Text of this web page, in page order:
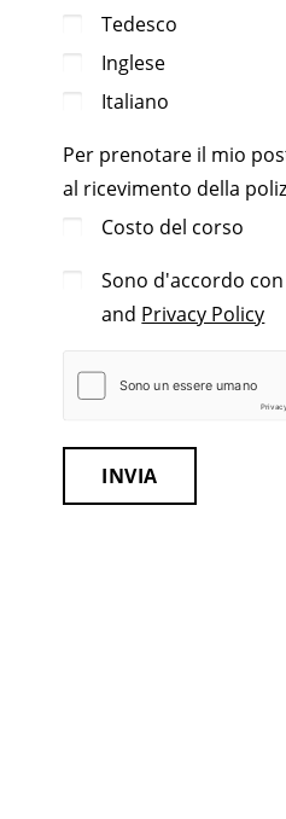
Tedesco
Inglese
Italiano
Per prenotare il mio
al ricevimento della
Costo del corso
Sono d'accordo
and Privacy Policy
INVIA